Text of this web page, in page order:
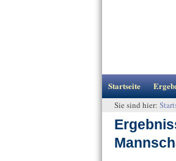
Startseite
Sie sind hier: